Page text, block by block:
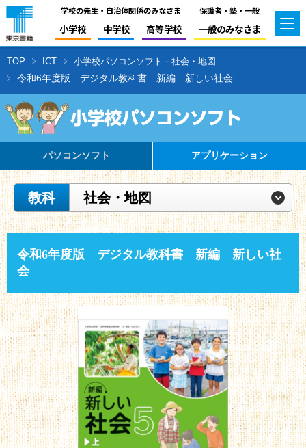
学校の先生・自治体関係のみなさま
小学校 中学校 高等学校
保護者・塾・一般
一般のみなさま
TOP ICT 小学校パソコンソフト－社会・地図
令和6年度版 デジタル教科書 新編 新しい社会
パソコンソフト アプリケーション
教科 社会・地図
令和6年度版 デジタル教科書 新編 新しい社
会